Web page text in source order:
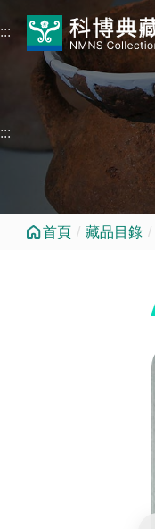
跳到中央內容區塊
:::
:::
首頁 藏品目錄